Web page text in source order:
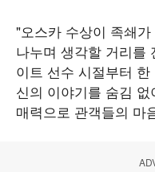
"오스카 수상이 족쇄
나누며 생각할 거리를
이트 선수 시절부터
신의 이야기를 숨김
매력으로 관객들의 마